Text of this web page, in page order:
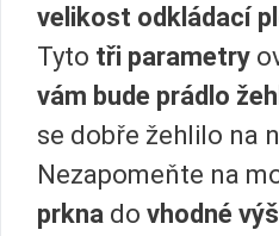
velikost odkládací
Tyto tři parametry
vám bude prádlo
se dobře žehlilo na
Nezapomeňte na
prkna do vhodné